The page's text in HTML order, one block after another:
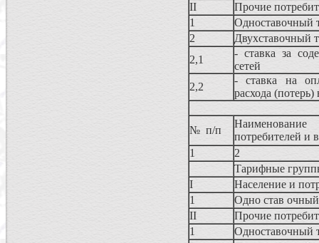
II
Прочие
1
Одноставочный
2
Двухставочный
2,1
- ставка за
сетей
2,2
- ставка на
расхода (потерь)
№ п/п
потребителей и
1
2
Тарифные
I
Население и
1
Одно став
II
Прочие
1
Одноставочный